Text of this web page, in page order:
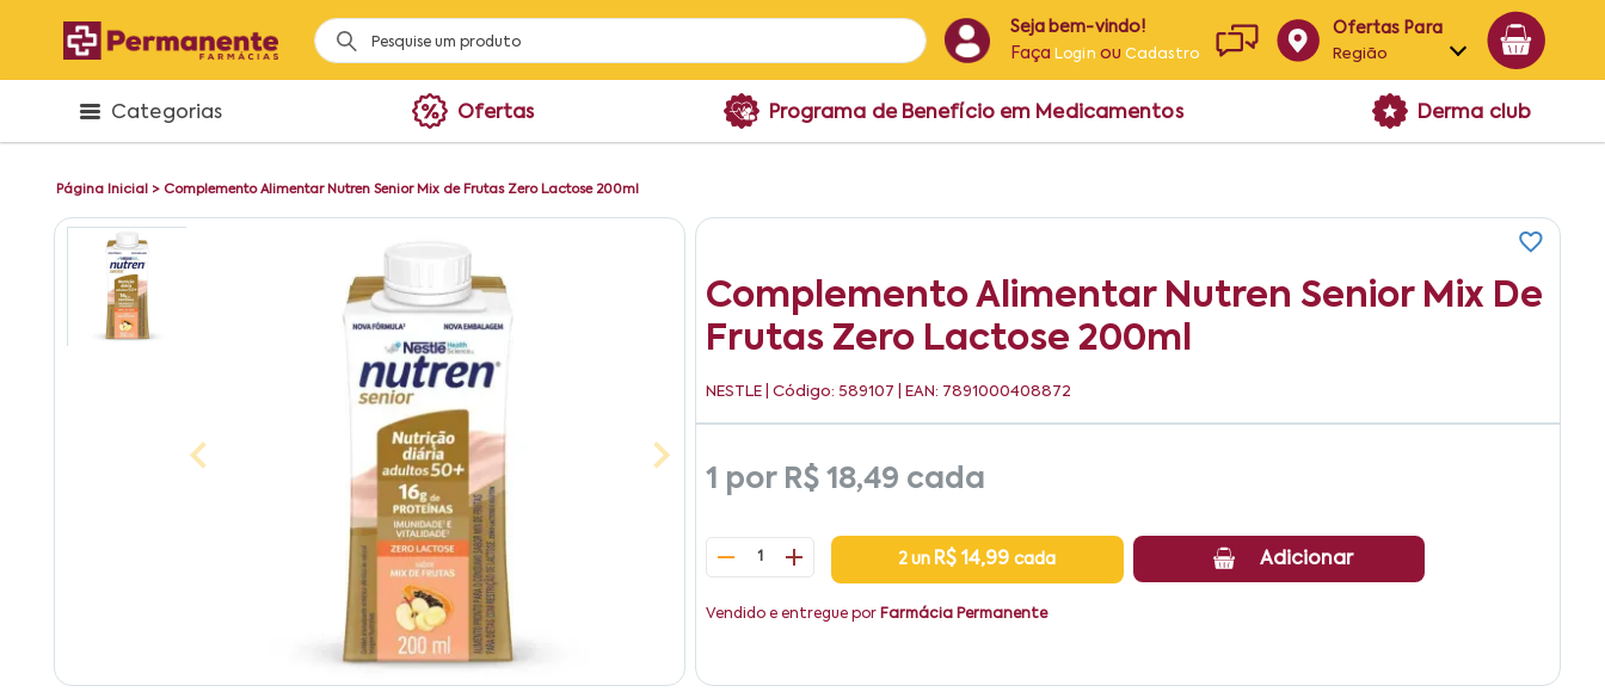
Seja bem-vindo!
Faça Login ouCadastro
Ofertas Para
Região
Alagoas
Categorias Ofertas Programa de Benefício em Medicamentos Derma club
Página Inicial > Complemento Alimentar Nutren Senior Mix de Frutas Zero Lactose 200ml
Complemento Alimentar Nutren Senior Mix De
Frutas Zero Lactose 200ml
NESTLE | Código: 589107 | EAN: 7891000408872
1 por R$ 18,49 cada
1 2 un R$ 14,99cada Adicionar
Vendido e entregue por Farmácia Permanente